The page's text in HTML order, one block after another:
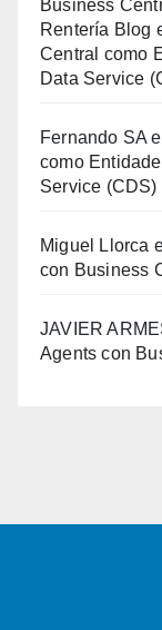
Business
Rentería Blog
Central como
Data Service
Fernando SA
como
Service (CDS)
Miguel Llorca
con Business
JAVIER
Agents con